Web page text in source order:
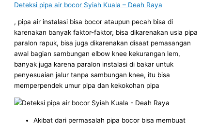
Deteksi pipa air bocor Syiah Kuala – Deah Raya
, pipa air instalasi bisa bocor ataupun pecah bisa di
karenakan banyak faktor-faktor, bisa dikarenakan usia pipa
paralon rapuk, bisa juga dikarenakan disaat pemasangan
awal bagian sambungan elbow knee kekurangan lem,
banyak juga karena paralon instalasi di bakar untuk
penyesuaian jalur tanpa sambungan knee, itu bisa
memperpendek umur pipa dan kekokohan pipa
Akibat dari permasalah pipa bocor bisa membuat